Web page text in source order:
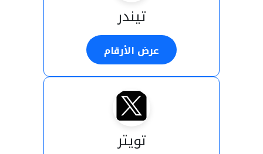
تيندر
عرض الأرقام
تويتر